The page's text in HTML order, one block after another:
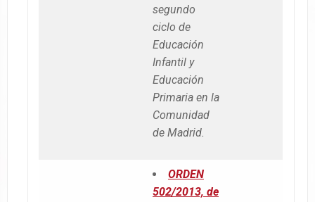
segundo
ciclo de
Educación
Infantil y
Educación
Primaria en la
Comunidad
de Madrid.
ORDEN
502/2013, de